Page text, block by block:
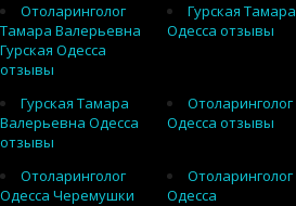
Отоларинголог
Тамара Валерьевна
Гурская Одесса
отзывы
Гурская Тамара
Одесса отзывы
Гурская Тамара
Валерьевна Одесса
отзывы
Отоларинголог
Одесса отзывы
Отоларинголог
Одесса Черемушки
Отоларинголог
Одесса